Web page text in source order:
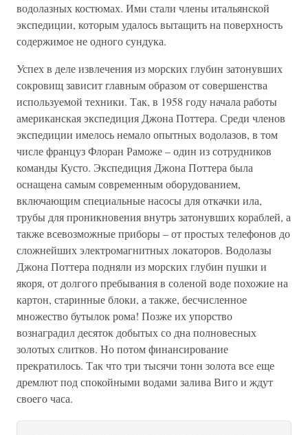
водолазных костюмах. Ими стали члены итальянской
экспедиции, которым удалось вытащить на поверхность
содержимое не одного сундука.
Успех в деле извлечения из морских глубин затонувших
сокровищ зависит главным образом от совершенства
используемой техники. Так, в 1958 году начала работы
американская экспедиция Джона Поттера. Среди членов
экспедиции имелось немало опытных водолазов, в том
числе француз Флоран Раможе – один из сотрудников
команды Кусто. Экспедиция Джона Поттера была
оснащена самым современным оборудованием,
включающим специальные насосы для откачки ила,
трубы для проникновения внутрь затонувших кораблей, а
также всевозможные приборы – от простых телефонов до
сложнейших электромагнитных локаторов. Водолазы
Джона Поттера подняли из морских глубин пушки и
якоря, от долгого пребывания в соленой воде похожие на
картон, старинные блоки, а также, бесчисленное
множество бутылок рома! Позже их упорство
вознаградил десяток добытых со дна полновесных
золотых слитков. Но потом финансирование
прекратилось. Так что три тысячи тонн золота все еще
дремлют под спокойными водами залива Виго и ждут
своего часа.